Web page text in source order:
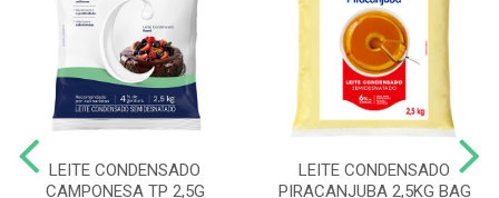
LEITE CONDENSADO
CAMPONESA TP 2,5G
LEITE CONDENSADO
PIRACANJUBA 2,5KG BAG